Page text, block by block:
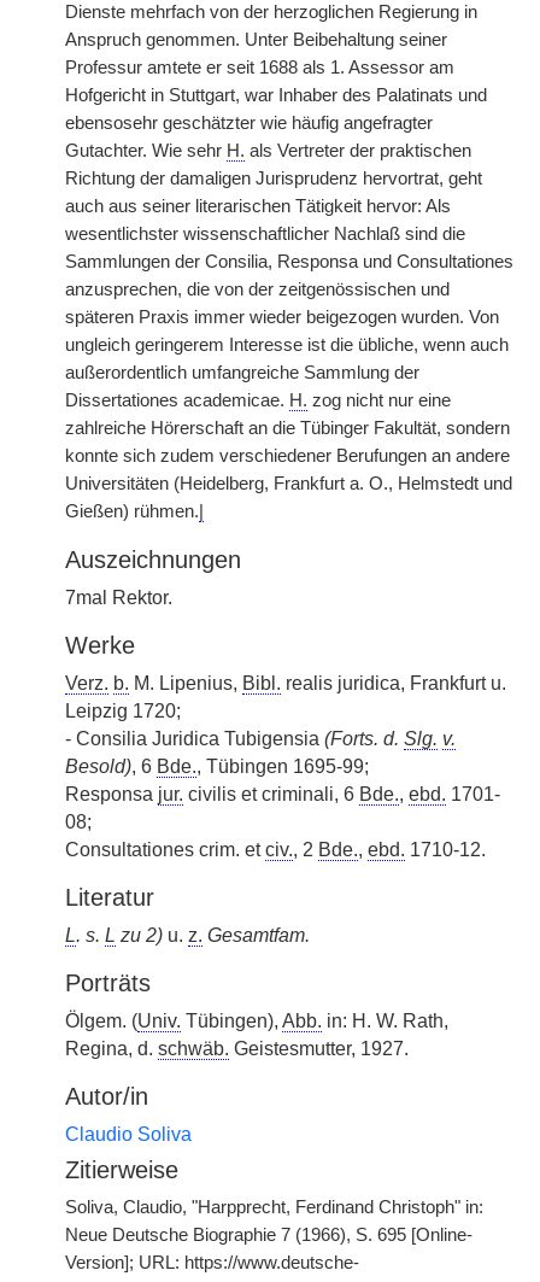
Dienste mehrfach von der herzoglichen Regierung in
Anspruch genommen. Unter Beibehaltung seiner
Professur amtete er seit 1688 als 1. Assessor am
Hofgericht in Stuttgart, war Inhaber des Palatinats und
ebensosehr geschätzter wie häufig angefragter
Gutachter. Wie sehr H. als Vertreter der praktischen
Richtung der damaligen Jurisprudenz hervortrat, geht
auch aus seiner literarischen Tätigkeit hervor: Als
wesentlichster wissenschaftlicher Nachlaß sind die
Sammlungen der Consilia, Responsa und Consultationes
anzusprechen, die von der zeitgenössischen und
späteren Praxis immer wieder beigezogen wurden. Von
ungleich geringerem Interesse ist die übliche, wenn auch
außerordentlich umfangreiche Sammlung der
Dissertationes academicae. H. zog nicht nur eine
zahlreiche Hörerschaft an die Tübinger Fakultät, sondern
konnte sich zudem verschiedener Berufungen an andere
Universitäten (Heidelberg, Frankfurt a. O., Helmstedt und
Gießen) rühmen.
Auszeichnungen
7mal Rektor.
Werke
Verz. b. M. Lipenius, Bibl. realis juridica, Frankfurt u.
Leipzig 1720;
- Consilia Juridica Tubigensia (Forts. d. Slg. v.
Besold), 6 Bde., Tübingen 1695-99;
Responsa jur. civilis et criminali, 6 Bde., ebd. 1701-
08;
Consultationes crim. etciv., 2 Bde., ebd. 1710-12.
Literatur
L. s. L zu 2) u. z. Gesamtfam.
Porträts
Ölgem. (Univ. Tübingen), Abb. in: H. W. Rath,
Regina, d. schwäb. Geistesmutter, 1927.
Autor/in
Claudio Soliva
Zitierweise
Soliva, Claudio, "Harpprecht, Ferdinand Christoph" in:
Neue Deutsche Biographie 7 (1966), S. 695 [Online-
Version]; URL: https://www.deutsche-